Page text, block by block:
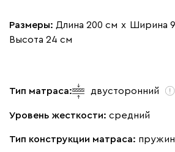
Размеры: Длина 200 см х Ширина
Высота 24 см
Тип матраса: двусторонний
Уровень жесткости: средний
Тип конструкции матраса: